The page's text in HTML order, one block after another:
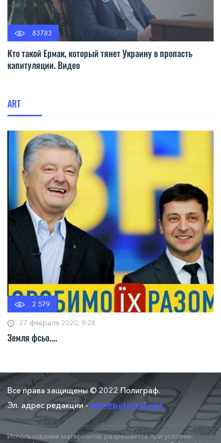
83783
Кто такой Ермак, который тянет Украину в пропасть
капитуляции. Видео
ART
2 579
27 февраля 2020, 9:28
Земля фсьо....
Все права защищены © 2022 Полиграф.
Эл. адрес редакции - info@polygraf.net
Использование материалов разрешается при условии